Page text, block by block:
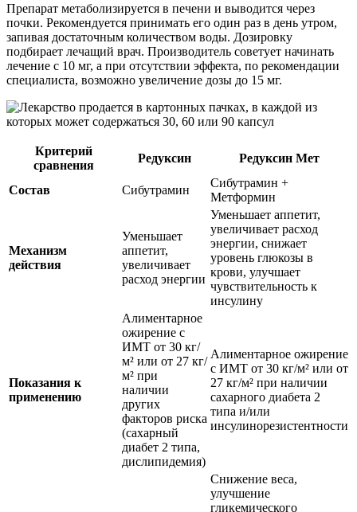
Препарат метаболизируется в печени и выводится через
почки. Рекомендуется принимать его один раз в день утром,
запивая достаточным количеством воды. Дозировку
подбирает лечащий врач. Производитель советует начинать
лечение с 10 мг, а при отсутствии эффекта, по рекомендации
специалиста, возможно увеличение дозы до 15 мг.
Критерий
сравнения
Редуксин Редуксин Мет
Состав Сибутрамин
Сибутрамин +
Метформин
Механизм
действия
Уменьшает
аппетит,
увеличивает
расход энергии
Уменьшает аппетит,
увеличивает расход
энергии, снижает
уровень глюкозы в
крови, улучшает
чувствительность к
инсулину
Показания к
применению
Алиментарное
ожирение с
ИМТ от 30 кг/
м² или от 27 кг/
м² при
наличии
других
факторов риска
(сахарный
диабет 2 типа,
дислипидемия)
Алиментарное ожирение
с ИМТ от 30 кг/м² или от
27 кг/м² при наличии
сахарного диабета 2
типа и/или
инсулинорезистентности
Снижение веса,
улучшение
гликемического